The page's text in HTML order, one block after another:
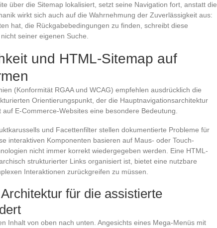
über die Sitemap lokalisiert, setzt seine Navigation fort, anstatt die
wirkt sich auch auf die Wahrnehmung der Zuverlässigkeit aus:
hat, die Rückgabebedingungen zu finden, schreibt diese
seiner eigenen Suche.
und HTML-Sitemap auf
(Konformität RGAA und WCAG) empfehlen ausdrücklich die
Orientierungspunkt, der die Hauptnavigationsarchitektur
E-Commerce-Websites eine besondere Bedeutung.
und Facettenfilter stellen dokumentierte Probleme für
interaktiven Komponenten basieren auf Maus- oder Touch-
nicht immer korrekt wiedergegeben werden. Eine HTML-
strukturierter Links organisiert ist, bietet eine nutzbare
Interaktionen zurückgreifen zu müssen.
für die assistierte
Inhalt von oben nach unten. Angesichts eines Mega-Menüs mit